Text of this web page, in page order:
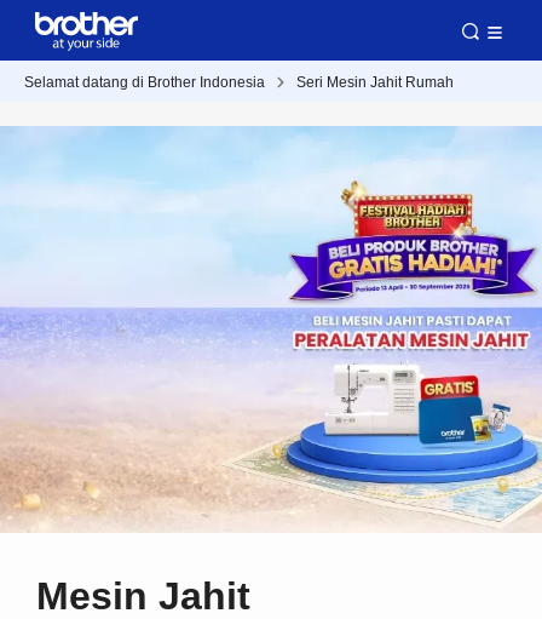
Selamat datang di Brother Indonesia Seri Mesin Jahit Rumah
Mesin Jahit